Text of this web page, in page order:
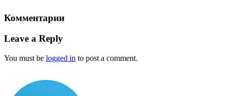
Комментарии
Leave a Reply
You must be logged in to post a comment.